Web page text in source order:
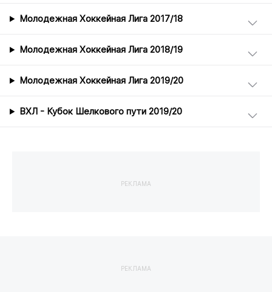
Молодежная Хоккейная Лига 2017/18
Молодежная Хоккейная Лига 2018/19
Молодежная Хоккейная Лига 2019/20
ВХЛ - Кубок Шелкового пути 2019/20
РЕКЛАМА
РЕКЛАМА